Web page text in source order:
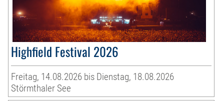
Highfield Festival 2026
Freitag, 14.08.2026 bis Dienstag, 18.08.2026
Störmthaler See